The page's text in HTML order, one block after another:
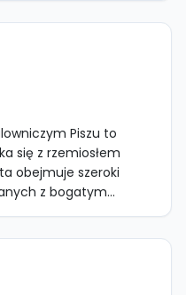
Piszu to
się z rzemiosłem
obejmuje szeroki
z bogatym...